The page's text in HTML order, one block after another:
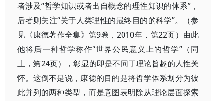
者涉及“哲学知识或者出自概念的理性知识的体系”，
后者则关注“关于人类理性的最终目的的科学”。（参
见《康德著作全集》第9卷，2010年，第22页）由此
他将后一种哲学称作“世界公民意义上的哲学”（同
上，第24页），彰显的即是不同于理论旨趣的人性关
怀。这倒不是说，康德的目的是将哲学体系划分为彼
此并列的两种类型，而是意图表明除从理论层面探索